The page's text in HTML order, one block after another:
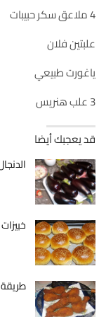
4 ملاعق سكر حبيبات
علبتين فلان
ياغورت طبيعي
3 علب هنريس
قد يعجبك أيضا